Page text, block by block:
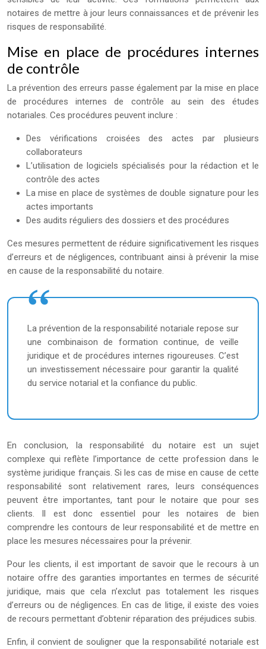
notaires de mettre à jour leurs connaissances et de prévenir les
risques de responsabilité.
Mise en place de procédures internes
de contrôle
La prévention des erreurs passe également par la mise en place
de procédures internes de contrôle au sein des études
notariales. Ces procédures peuvent inclure :
Des vérifications croisées des actes par plusieurs
collaborateurs
L’utilisation de logiciels spécialisés pour la rédaction et le
contrôle des actes
La mise en place de systèmes de double signature pour les
actes importants
Des audits réguliers des dossiers et des procédures
Ces mesures permettent de réduire significativement les risques
d’erreurs et de négligences, contribuant ainsi à prévenir la mise
en cause de la responsabilité du notaire.
La prévention de la responsabilité notariale repose sur
une combinaison de formation continue, de veille
juridique et de procédures internes rigoureuses. C’est
un investissement nécessaire pour garantir la qualité
du service notarial et la confiance du public.
En conclusion, la responsabilité du notaire est un sujet
complexe qui reflète l’importance de cette profession dans le
système juridique français. Si les cas de mise en cause de cette
responsabilité sont relativement rares, leurs conséquences
peuvent être importantes, tant pour le notaire que pour ses
clients. Il est donc essentiel pour les notaires de bien
comprendre les contours de leur responsabilité et de mettre en
place les mesures nécessaires pour la prévenir.
Pour les clients, il est important de savoir que le recours à un
notaire offre des garanties importantes en termes de sécurité
juridique, mais que cela n’exclut pas totalement les risques
d’erreurs ou de négligences. En cas de litige, il existe des voies
de recours permettant d’obtenir réparation des préjudices subis.
Enfin, il convient de souligner que la responsabilité notariale est